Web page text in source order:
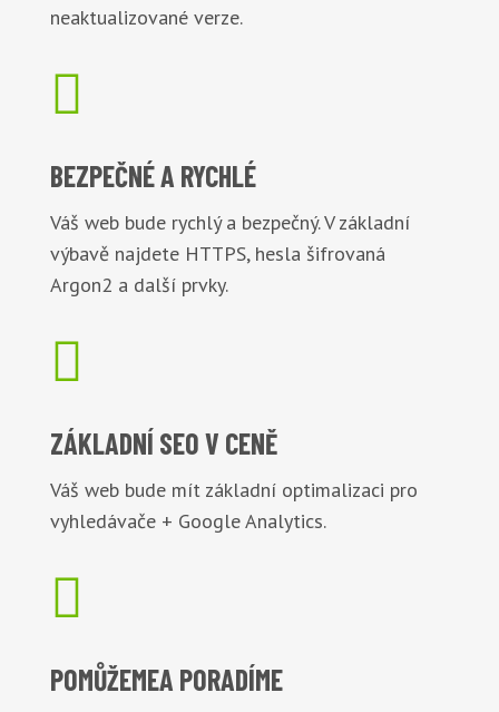
neaktualizované verze.

BEZPEČNÉA RYCHLÉ
Váš web bude rychlý a bezpečný. V základní
výbavě najdete HTTPS, hesla šifrovaná
Argon2 a další prvky.

ZÁKLADNÍ SEO V CENĚ
Váš web bude mít základní optimalizaci pro
vyhledávače + Google Analytics.

POMŮŽEMEA PORADÍME